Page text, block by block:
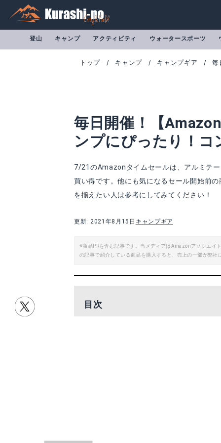
登山 キャンプ アクティビティ ウォータースポーツ
トップ キャンプ キャンプギア 毎
毎日開催！【
ンプにぴったり！コ
7/21のAmazonタイムセールは、アルミテ
買い得です。他にも気になるセール開始前
を揃えたい人は参考にしてみてください！
更新: 2021年8月15日 キャンプギア
※商品PRを含む記事です。当メディアはAmazonアソシエイ
の記事で紹介している商品を購入すると、売上の一部が弊社
目次